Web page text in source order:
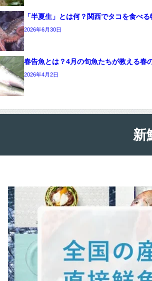
「半夏生」とは何？関西でタコを食べ
2026年6月30日
春告魚とは？4月の旬魚たちが教える春
2026年4月2日
新